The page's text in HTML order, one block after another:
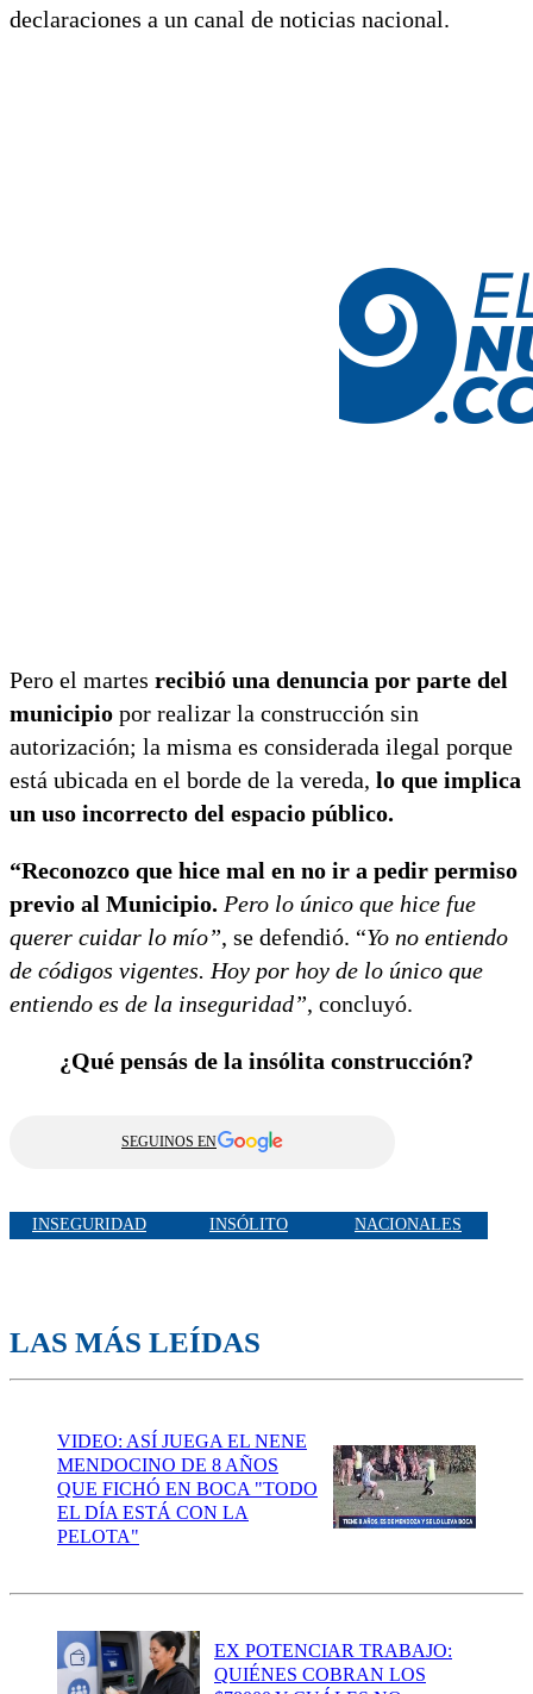
declaraciones a un canal de noticias nacional.
Pero el martes recibió una denuncia por parte del
municipio por realizar la construcción sin
autorización; la misma es considerada ilegal porque
está ubicada en el borde de la vereda, lo que implica
un uso incorrecto del espacio público.
“Reconozco que hice mal en no ir a pedir permiso
previo al Municipio. Pero lo único que hice fue
querer cuidar lo mío”, se defendió. “Yo no entiendo
de códigos vigentes. Hoy por hoy de lo único que
entiendo es de la inseguridad”, concluyó.
¿Qué pensás de la insólita construcción?
SEGUINOS EN
INSEGURIDAD INSÓLITO NACIONALES
LAS MÁS LEÍDAS
VIDEO: ASÍ JUEGA EL NENE
MENDOCINO DE 8 AÑOS
QUE FICHÓ EN BOCA "TODO
EL DÍA ESTÁ CON LA
PELOTA"
EX POTENCIAR TRABAJO:
QUIÉNES COBRAN LOS